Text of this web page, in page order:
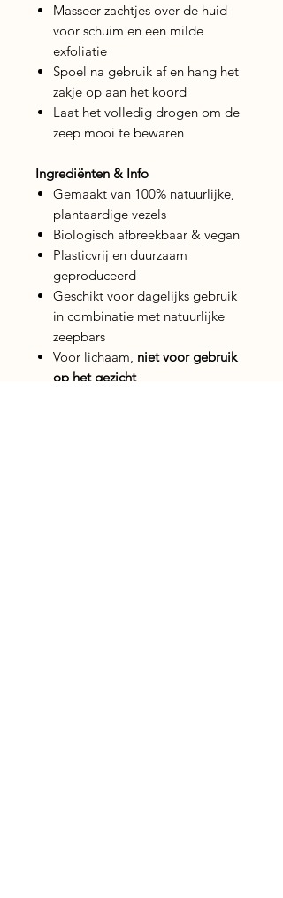
Masseer zachtjes over de huid
voor schuim en een milde
exfoliatie
Spoel na gebruik af en hang het
zakje op aan het koord
Laat het volledig drogen om de
zeep mooi te bewaren
Ingrediënten & Info
Gemaakt van 100% natuurlijke,
plantaardige vezels
Biologisch afbreekbaar & vegan
Plasticvrij en duurzaam
geproduceerd
Geschikt voor dagelijks gebruik
in combinatie met natuurlijke
zeepbars
Voor lichaam, niet voor gebruik
op het gezicht